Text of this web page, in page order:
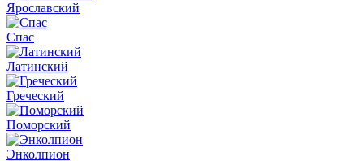
Ярославский
Спас
Латинский
Греческий
Поморский
Энколпион